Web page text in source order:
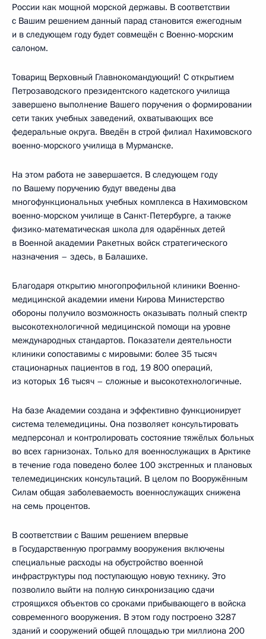
России как мощной морской державы. В соответствии
с Вашим решением данный парад становится ежегодным
и в следующем году будет совмещён с Военно-морским
салоном.
Товарищ Верховный Главнокомандующий! С открытием
Петрозаводского президентского кадетского училища
завершено выполнение Вашего поручения о формировании
сети таких учебных заведений, охватывающих все
федеральные округа. Введён в строй филиал Нахимовского
военно-морского училища в Мурманске.
На этом работа не завершается. В следующем году
по Вашему поручению будут введены два
многофункциональных учебных комплекса в Нахимовском
военно-морском училище в Санкт-Петербурге, а также
физико-математическая школа для одарённых детей
в Военной академии Ракетных войск стратегического
назначения – здесь, в Балашихе.
Благодаря открытию многопрофильной клиники Военно-
медицинской академии имени Кирова Министерство
обороны получило возможность оказывать полный спектр
высокотехнологичной медицинской помощи на уровне
международных стандартов. Показатели деятельности
клиники сопоставимы с мировыми: более 35 тысяч
стационарных пациентов в год, 19 800 операций,
из которых 16 тысяч – сложные и высокотехнологичные.
На базе Академии создана и эффективно функционирует
система телемедицины. Она позволяет консультировать
медперсонал и контролировать состояние тяжёлых больных
во всех гарнизонах. Только для военнослужащих в Арктике
в течение года поведено более 100 экстренных и плановых
телемедицинских консультаций. В целом по Вооружённым
Силам общая заболеваемость военнослужащих снижена
на семь процентов.
В соответствии с Вашим решением впервые
в Государственную программу вооружения включены
специальные расходы на обустройство военной
инфраструктуры под поступающую новую технику. Это
позволило выйти на полную синхронизацию сдачи
строящихся объектов со сроками прибывающего в войска
современного вооружения. В этом году построено 3287
зданий и сооружений общей площадью три миллиона 200